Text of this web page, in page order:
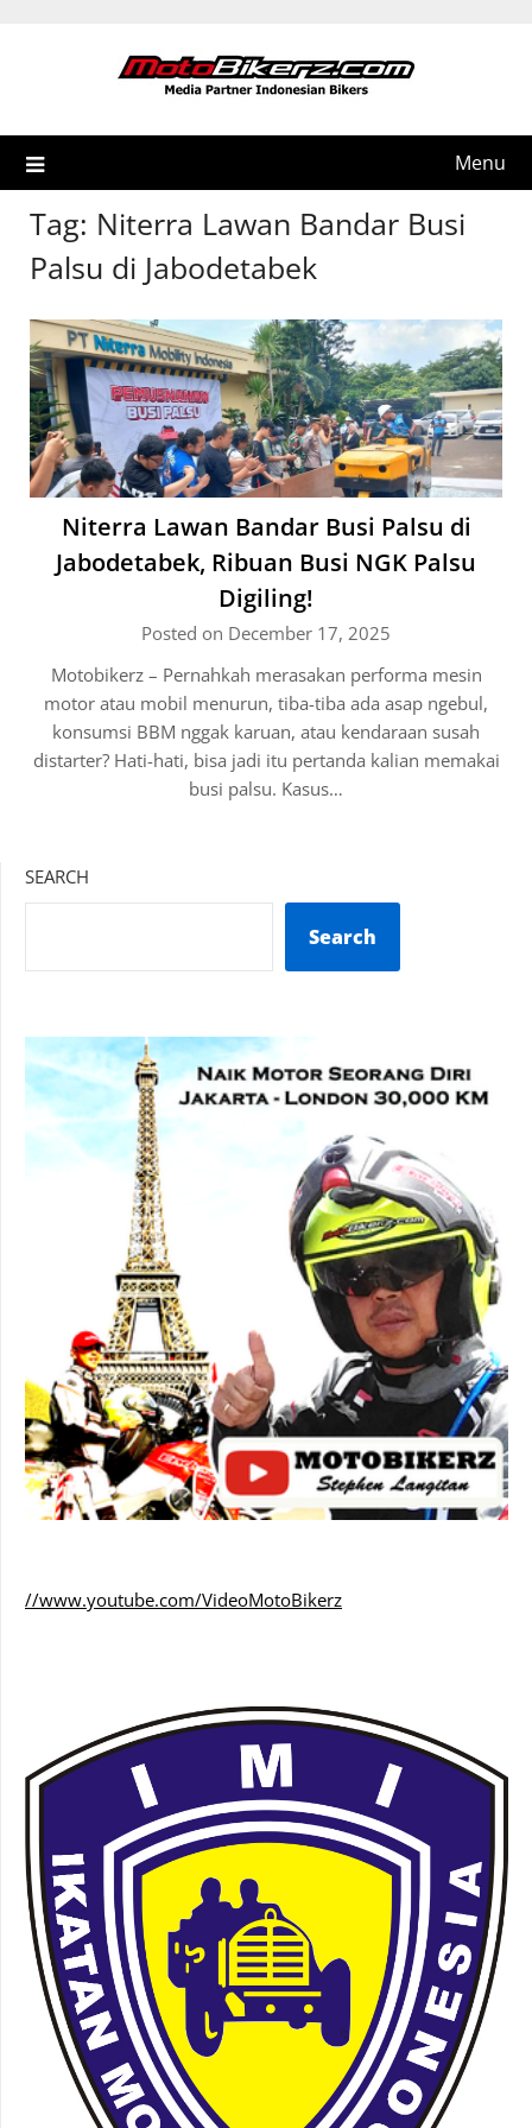
Menu
Tag: Niterra Lawan Bandar Busi
Palsu di Jabodetabek
Niterra Lawan Bandar Busi Palsu di
Jabodetabek, Ribuan Busi NGK Palsu
Digiling!
Posted on December 17, 2025
Motobikerz – Pernahkah merasakan performa mesin
motor atau mobil menurun, tiba-tiba ada asap ngebul,
konsumsi BBM nggak karuan, atau kendaraan susah
distarter? Hati-hati, bisa jadi itu pertanda kalian memakai
busi palsu. Kasus…
SEARCH
Search
//www.youtube.com/VideoMotoBikerz